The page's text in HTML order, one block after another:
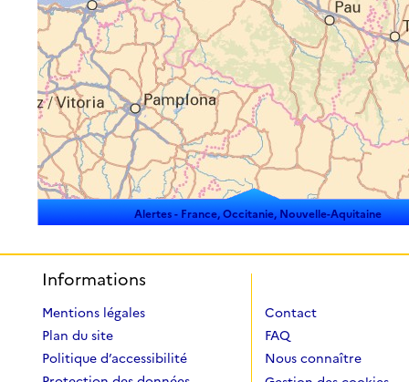
Alertes - France, Occitanie, Nouvelle-Aquitaine
Informations
Mentions légales
Plan du site
Politique d’accessibilité
Contact
FAQ
Nous connaître